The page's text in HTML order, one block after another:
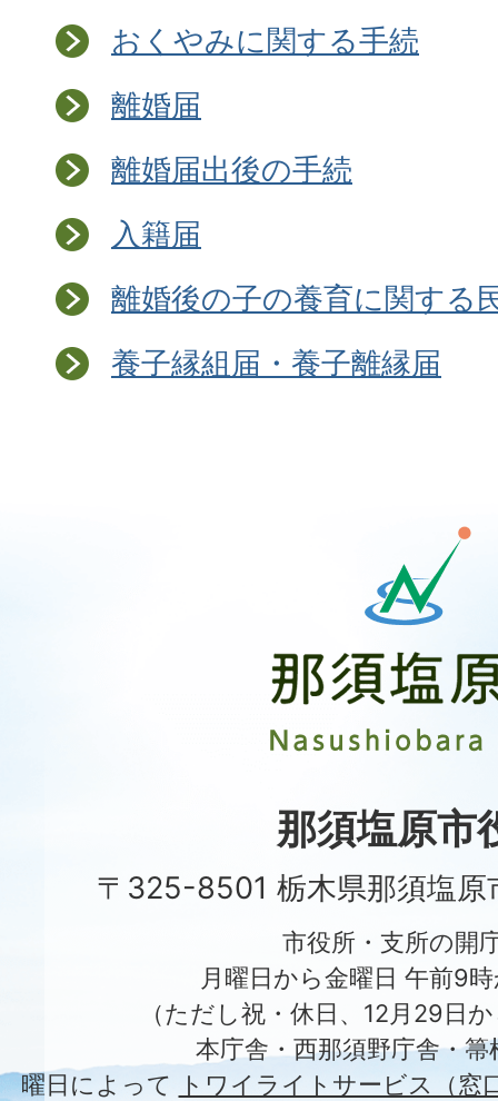
おくやみに関する手続
離婚届
離婚届出後の手続
入籍届
離婚後の子の養育に関する
養子縁組届・養子離縁届
原
市
City
那須塩原市
〒325-8501 栃木県那須塩原
市役所・支所の開
月曜日から金曜日 午前9
（ただし祝・休日、12月29日
本庁舎・西那須野庁舎・
曜日によって
トワイライトサービス（窓